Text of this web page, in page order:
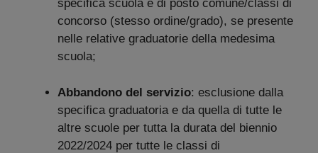
specifica scuola e di posto comune/classi di
concorso (stesso ordine/grado), se presente
nelle relative graduatorie della medesima
scuola;
Abbandono del servizio: esclusione dalla
specifica graduatoria e da quella di tutte le
altre scuole per tutta la durata del biennio
2022/2024 per tutte le classi di